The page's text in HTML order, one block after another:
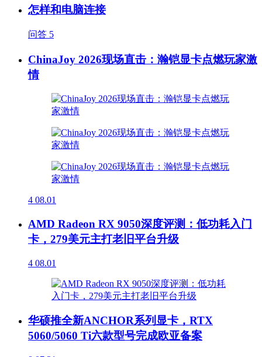
怎样和电脑连接
问答 5
ChinaJoy 2026现场直击：瀚铠显卡点燃玩家激
情
4 08.01
AMD Radeon RX 9050深度评测：低功耗入门
卡，279美元主打老旧平台升级
4 08.01
华硕推全新ANCHOR系列显卡，RTX
5060/5060 Ti六款型号完成欧亚备案